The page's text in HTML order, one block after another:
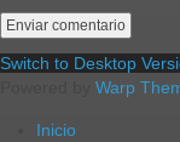
Switch to Desktop
Warp
Inicio